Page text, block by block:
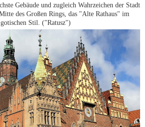
Gebäude und zugleich Wahrzeichen der Stadt
des Großen Rings, das "Alte Rathaus" im
gotischen Stil. ("Ratusz")